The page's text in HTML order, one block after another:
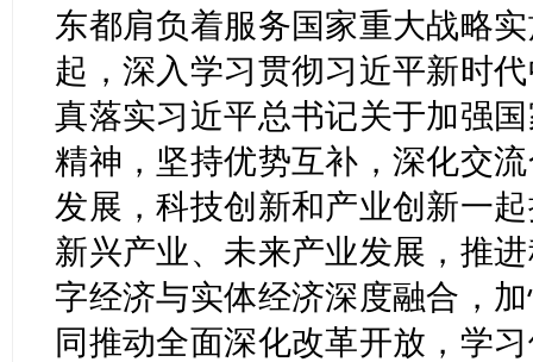
东都肩负着服务国家重大战略
起，深入学习贯彻习近平新时
真落实习近平总书记关于加强
精神，坚持优势互补，深化交
发展，科技创新和产业创新一
新兴产业、未来产业发展，推
字经济与实体经济深度融合，
同推动全面深化改革开放，学